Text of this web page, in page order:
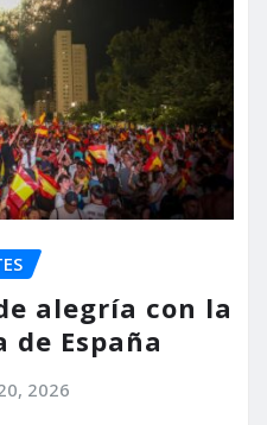
alegría con la
España
2026